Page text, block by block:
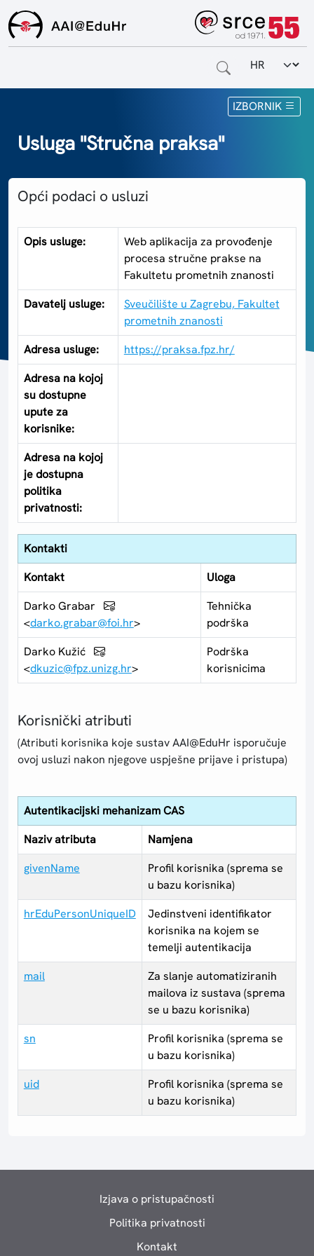
Odabir
IZBORNIK
Za krajnje korisnike
Za matične ustanove
O sustavu
Kontakt
Usluga "Stručna praksa"
Opći podaci o usluzi
Opis usluge:
Web aplikacija za provođenje
procesa stručne prakse na
Fakultetu prometnih znanosti
Davatelj usluge:
Sveučilište u Zagrebu, Fakultet
prometnih znanosti
Adresa usluge:
https://praksa.fpz.hr/
Adresa na kojoj
su dostupne
upute za
korisnike:
Adresa na kojoj
je dostupna
politika
privatnosti:
Kontakti
Kontakt
Uloga
Darko Grabar
<darko.grabar@foi.hr>
Tehnička
podrška
Darko Kužić
<dkuzic@fpz.unizg.hr>
Podrška
korisnicima
Korisnički atributi
(Atributi korisnika koje sustav AAI@EduHr isporučuje
ovoj usluzi nakon njegove uspješne prijave i pristupa)
Autentikacijski mehanizam CAS
Naziv atributa
Namjena
givenName
Profil korisnika (sprema se
u bazu korisnika)
hrEduPersonUniqueID
Jedinstveni identifikator
korisnika na kojem se
temelji autentikacija
mail
Za slanje automatiziranih
mailova iz sustava (sprema
se u bazu korisnika)
sn
Profil korisnika (sprema se
u bazu korisnika)
uid
Profil korisnika (sprema se
u bazu korisnika)
Izjava o pristupačnosti
Politika privatnosti
Kontakt